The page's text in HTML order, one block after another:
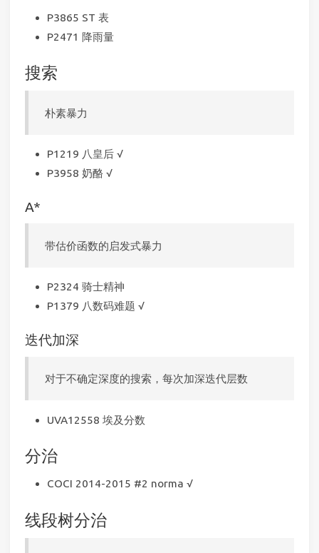
P3865 ST 表
P2471 降雨量
搜索
朴素暴力
P1219 八皇后 √
P3958 奶酪 √
A*
带估价函数的启发式暴力
P2324 骑士精神
P1379 八数码难题 √
迭代加深
对于不确定深度的搜索，每次加深迭代层数
UVA12558 埃及分数
分治
COCI 2014-2015 #2 norma √
线段树分治